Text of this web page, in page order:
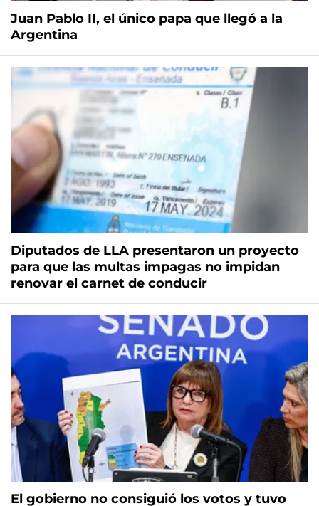
Juan Pablo II, el único papa que llegó a la
Argentina
Diputados de LLA presentaron un proyecto
para que las multas impagas no impidan
renovar el carnet de conducir
El gobierno no consiguió los votos y tuvo